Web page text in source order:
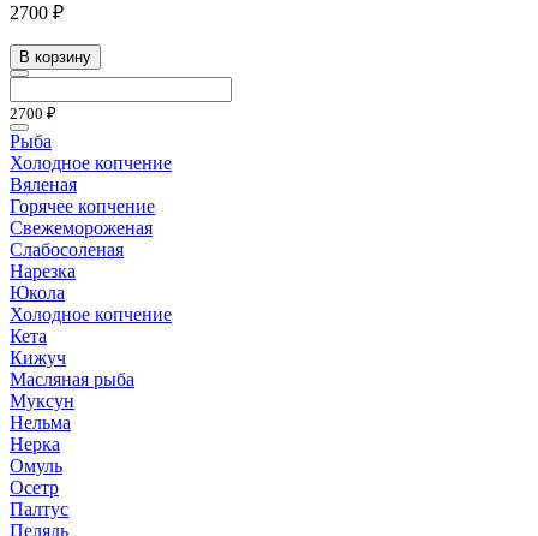
2700 ₽
В корзину
2700 ₽
Рыба
Холодное копчение
Вяленая
Горячее копчение
Свежемороженая
Слабосоленая
Нарезка
Юкола
Холодное копчение
Кета
Кижуч
Масляная рыба
Муксун
Нельма
Нерка
Омуль
Осетр
Палтус
Пелядь